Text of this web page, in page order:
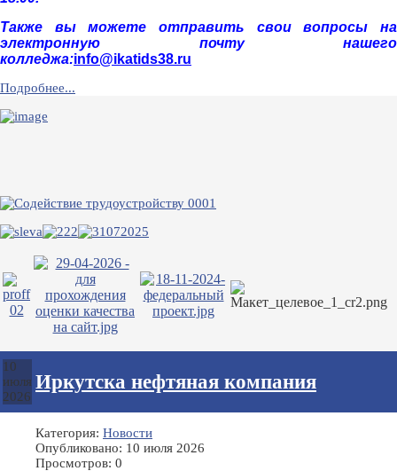
Также вы можете отправить свои вопросы на
электронную почту нашего
колледжа:info@ikatids38.ru
Подробнее...
10
июля
2026
Иркутска нефтяная компания
Категория: Новости
Опубликовано: 10 июля 2026
Просмотров: 0